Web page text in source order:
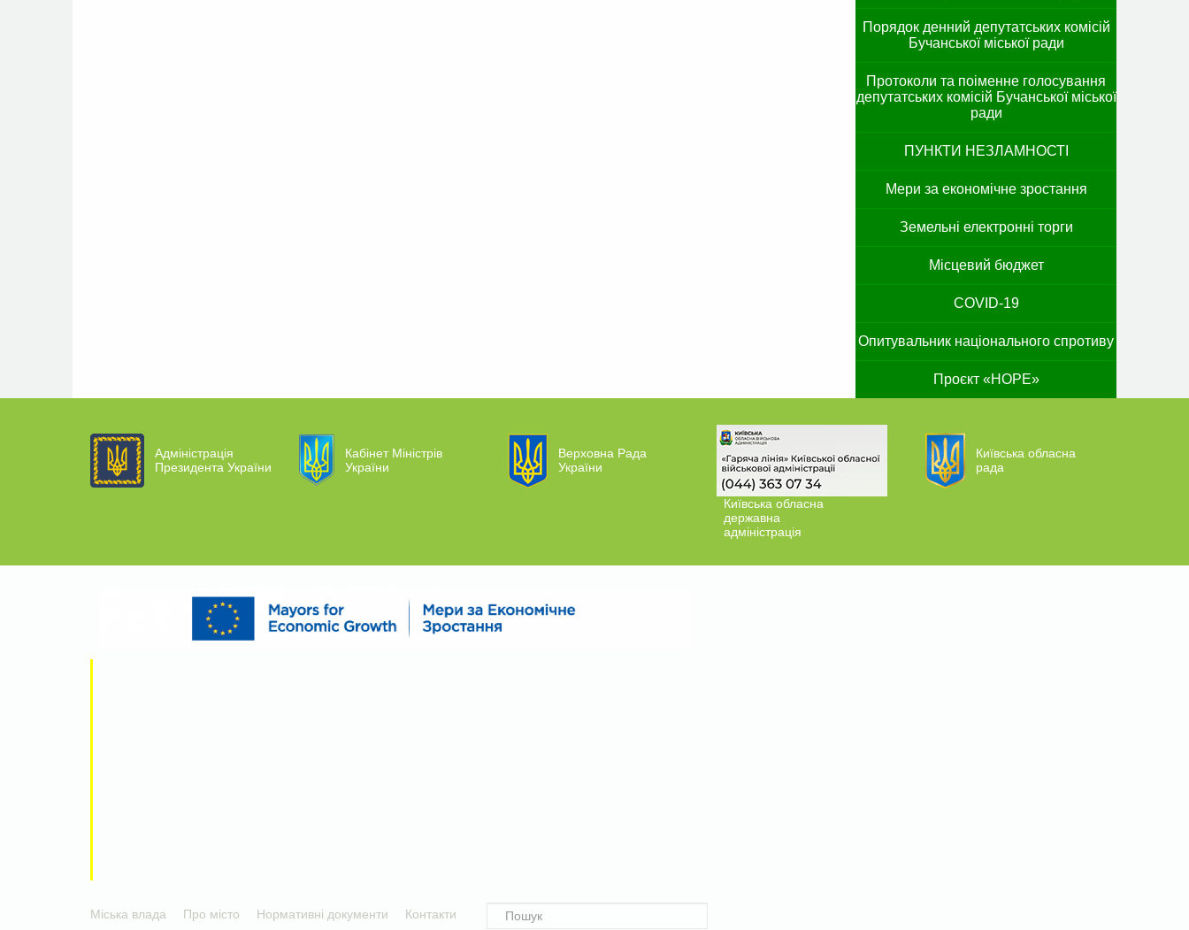
Порядок денний депутатських комісій
Бучанської міської ради
Протоколи та поіменне голосування
депутатських комісій Бучанської міської
ради
ПУНКТИ НЕЗЛАМНОСТІ
Мери за економічне зростання
Земельні електронні торги
Місцевий бюджет
COVID-19
Опитувальник національного спротиву
Проєкт «HOPE»
Адміністрація
Президента України
Кабінет Міністрів
України
Верховна Рада
України
Київська обласна
державна
адміністрація
Київська обласна
рада
Міська влада Про місто Нормативні документи Контакти